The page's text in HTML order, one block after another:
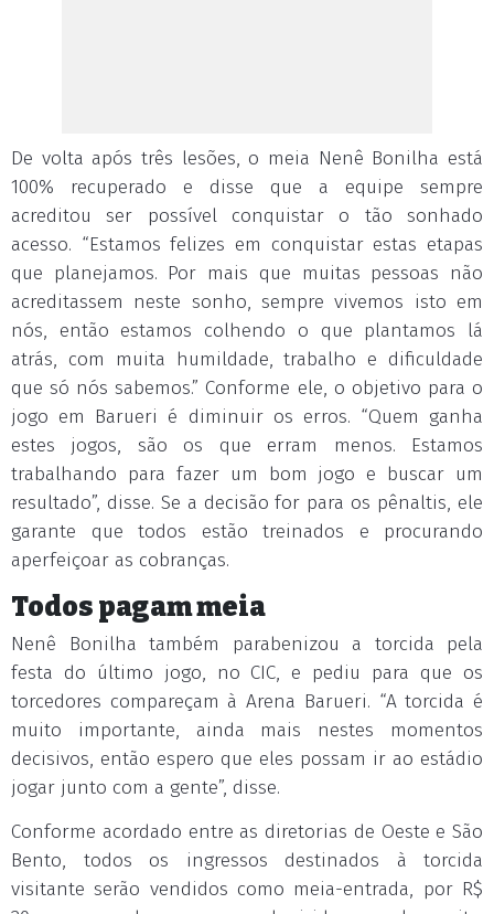
De volta após três lesões, o meia Nenê Bonilha está
100% recuperado e disse que a equipe sempre
acreditou ser possível conquistar o tão sonhado
acesso. “Estamos felizes em conquistar estas etapas
que planejamos. Por mais que muitas pessoas não
acreditassem neste sonho, sempre vivemos isto em
nós, então estamos colhendo o que plantamos lá
atrás, com muita humildade, trabalho e dificuldade
que só nós sabemos.” Conforme ele, o objetivo para o
jogo em Barueri é diminuir os erros. “Quem ganha
estes jogos, são os que erram menos. Estamos
trabalhando para fazer um bom jogo e buscar um
resultado”, disse. Se a decisão for para os pênaltis, ele
garante que todos estão treinados e procurando
aperfeiçoar as cobranças.
Todos pagam meia
Nenê Bonilha também parabenizou a torcida pela
festa do último jogo, no CIC, e pediu para que os
torcedores compareçam à Arena Barueri. “A torcida é
muito importante, ainda mais nestes momentos
decisivos, então espero que eles possam ir ao estádio
jogar junto com a gente”, disse.
Conforme acordado entre as diretorias de Oeste e São
Bento, todos os ingressos destinados à torcida
visitante serão vendidos como meia-entrada, por R$